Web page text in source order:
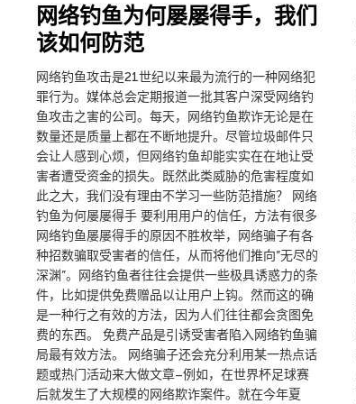
网络钓鱼为何屡屡得手，我们
该如何防范
网络钓鱼攻击是21世纪以来最为流行的一种网络犯
罪行为。媒体总会定期报道一批其客户深受网络钓
鱼攻击之害的公司。每天，网络钓鱼欺诈无论是在
数量还是质量上都在不断地提升。尽管垃圾邮件只
会让人感到心烦，但网络钓鱼却能实实在在地让受
害者遭受资金的损失。既然此类威胁的危害程度如
此之大，我们没有理由不学习一些防范措施？ 网络
钓鱼为何屡屡得手 要利用用户的信任，方法有很多
网络钓鱼屡屡得手的原因不胜枚举，网络骗子有各
种招数骗取受害者的信任，从而将他们推向”无尽的
深渊”。网络钓鱼者往往会提供一些极具诱惑力的条
件，比如提供免费赠品以让用户上钩。然而这的确
是一种行之有效的方法，因为人们往往都会贪图免
费的东西。 免费产品是引诱受害者陷入网络钓鱼骗
局最有效方法。 网络骗子还会充分利用某一热点话
题或热门活动来大做文章–例如，在世界杯足球赛
后就发生了大规模的网络欺诈案件。就在今年夏